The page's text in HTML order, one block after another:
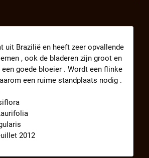
uit Brazilië en heeft zeer opvallende
, ook de bladeren zijn groot en
goede bloeier . Wordt een flinke
een ruime standplaats nodig .
2012